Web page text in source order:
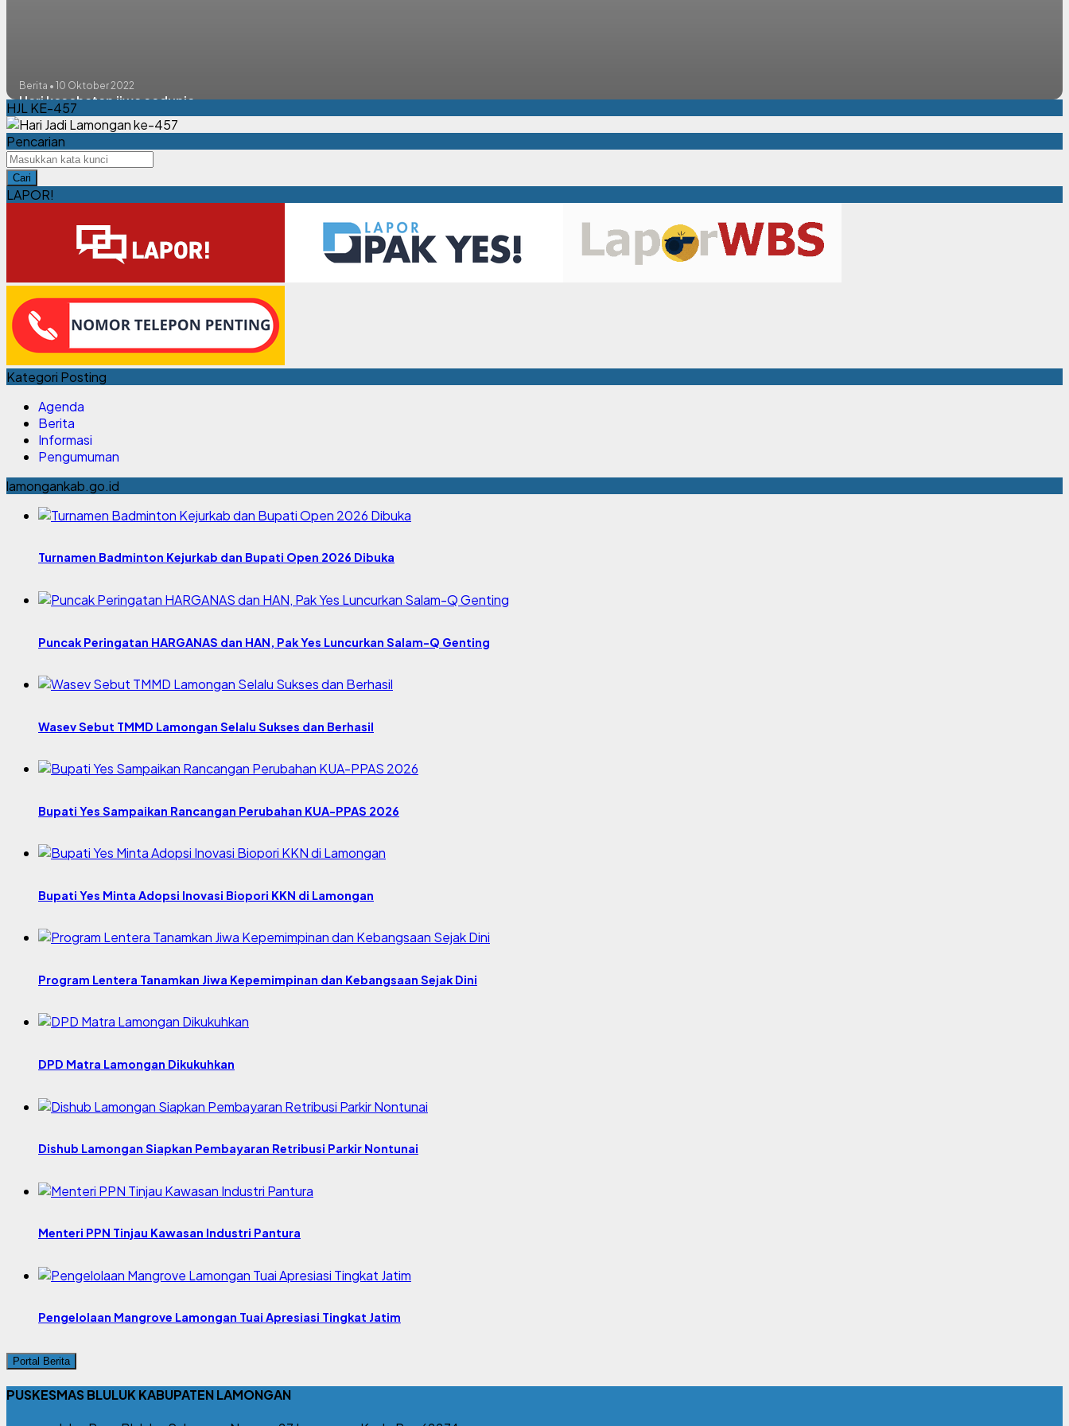
Berita • 10 Oktober 2022
Hari kesehatan jiwa sedunia
HJL KE-457
Pencarian
Cari
LAPOR!
Kategori Posting
Agenda
Berita
Informasi
Pengumuman
lamongankab.go.id
Turnamen Badminton Kejurkab dan Bupati Open 2026 Dibuka
Puncak Peringatan HARGANAS dan HAN, Pak Yes Luncurkan Salam-Q Genting
Wasev Sebut TMMD Lamongan Selalu Sukses dan Berhasil
Bupati Yes Sampaikan Rancangan Perubahan KUA-PPAS 2026
Bupati Yes Minta Adopsi Inovasi Biopori KKN di Lamongan
Program Lentera Tanamkan Jiwa Kepemimpinan dan Kebangsaan Sejak Dini
DPD Matra Lamongan Dikukuhkan
Dishub Lamongan Siapkan Pembayaran Retribusi Parkir Nontunai
Menteri PPN Tinjau Kawasan Industri Pantura
Pengelolaan Mangrove Lamongan Tuai Apresiasi Tingkat Jatim
Portal Berita
PUSKESMAS BLULUK KABUPATEN LAMONGAN